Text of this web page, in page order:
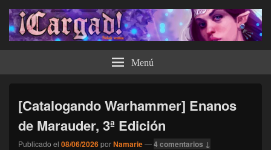
¡Cargad! Menú
[Catalogando Warhammer] Enanos
de Marauder, 3ª Edición
Publicado el 08/06/2026porNamarie—4 comentarios ↓